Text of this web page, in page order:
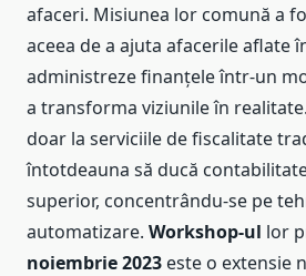
afaceri. Misiunea lor comună a
aceea de a ajuta afacerile aflate
administreze finanțele într-un
a transforma viziunile în
doar la serviciile de fiscalitate
întotdeauna să ducă
superior, concentrându-se pe
automatizare. Workshop-ul lor
noiembrie 2023 este o extensie